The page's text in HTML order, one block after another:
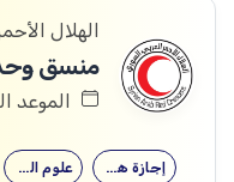
الهلال
منسق
الموعد
علوم الجغرافيا إجازة هندسية…